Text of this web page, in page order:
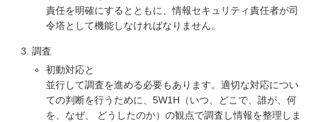
責任を明確にするとともに、情報セキュリティ責任者が司
令塔として機能しなければなりません。
調査
初動対応と
並行して調査を進める必要もあります。適切な対応につい
ての判断を行うために、5W1H（いつ、どこで、誰が、何
を、なぜ、 どうしたのか）の観点で調査し情報を整理しま